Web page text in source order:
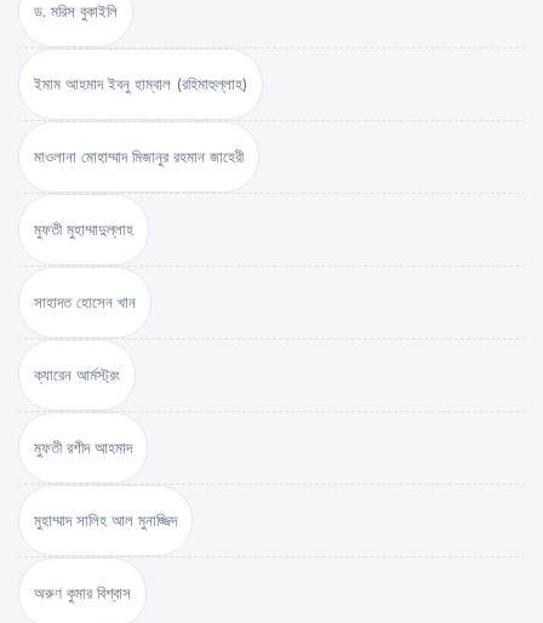
ড. মরিস বুকাইলি
ইমাম আহমাদ ইবনু হাম্বাল (রহিমাহুল্লাহ)
মাওলানা মোহাম্মাদ মিজানুর রহমান জাহেরী
মুফতী মুহাম্মাদুল্লাহ
সাহাদত হোসেন খান
ক্যারেন আর্মস্ট্রং
মুফতী রশীদ আহমাদ
মুহাম্মাদ সালিহ আল মুনাজ্জিদ
অরুণ কুমার বিশ্বাস